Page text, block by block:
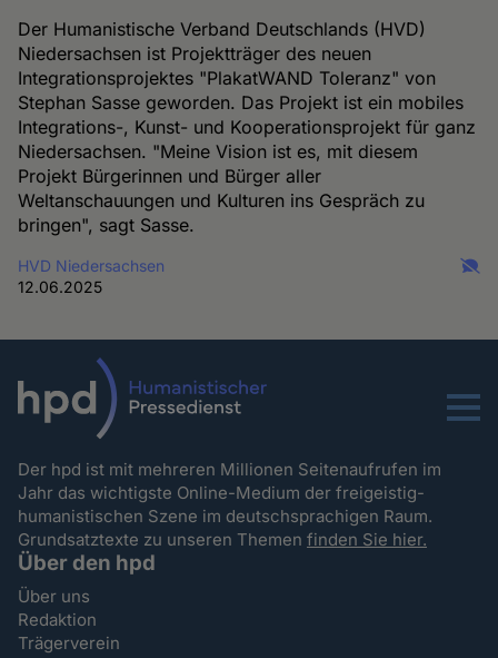
Der Humanistische Verband Deutschlands (HVD)
Niedersachsen ist Projektträger des neuen
Integrationsprojektes "PlakatWAND Toleranz" von
Stephan Sasse geworden. Das Projekt ist ein mobiles
Integrations-, Kunst- und Kooperationsprojekt für ganz
Niedersachsen. "Meine Vision ist es, mit diesem
Projekt Bürgerinnen und Bürger aller
Weltanschauungen und Kulturen ins Gespräch zu
bringen", sagt Sasse.
HVD Niedersachsen
12.06.2025
Menu
Der hpd ist mit mehreren Millionen Seitenaufrufen im
Jahr das wichtigste Online-Medium der freigeistig-
humanistischen Szene im deutschsprachigen Raum.
Grundsatztexte zu unseren Themenfinden Sie hier.
Über den hpd
Über uns
Redaktion
Trägerverein